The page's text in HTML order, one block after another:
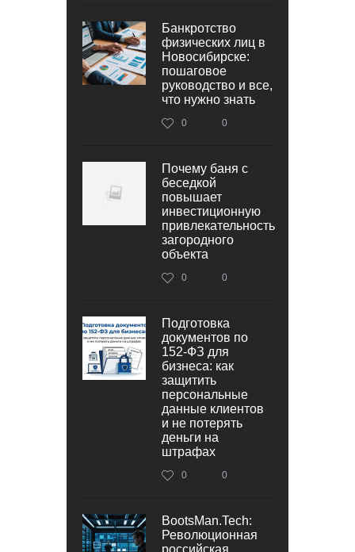
Банкротство
физических лиц в
Новосибирске:
пошаговое
руководство и все,
что нужно знать
0 0
Почему баня с
беседкой
повышает
инвестиционную
привлекательность
загородного
объекта
0 0
Подготовка
документов по
152‑ФЗ для
бизнеса: как
защитить
персональные
данные клиентов
и не потерять
деньги на
штрафах
0 0
BootsMan.Tech:
Революционная
российская